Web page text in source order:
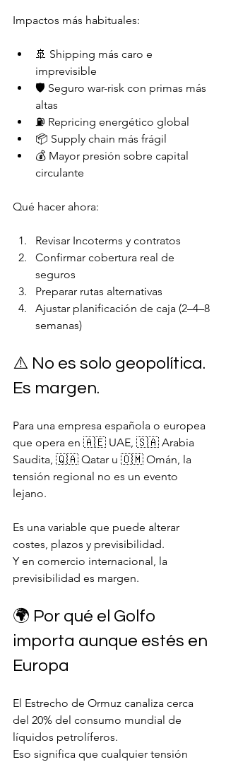
Impactos más habituales:
🚢 Shipping más caro e
imprevisible
🛡️ Seguro war-risk con primas más
altas
⛽ Repricing energético global
📦 Supply chain más frágil
💰 Mayor presión sobre capital
circulante
Qué hacer ahora:
Revisar Incoterms y contratos
Confirmar cobertura real de
seguros
Preparar rutas alternativas
Ajustar planificación de caja (2–4–8
semanas)
⚠️ No es solo geopolítica.
Es margen.
Para una empresa española o europea
que opera en 🇦🇪 UAE, 🇸🇦 Arabia
Saudita, 🇶🇦 Qatar u 🇴🇲 Omán, la
tensión regional no es un evento
lejano.
Es una variable que puede alterar
costes, plazos y previsibilidad.
Y en comercio internacional, la
previsibilidad es margen.
🌍 Por qué el Golfo
importa aunque estés en
Europa
El Estrecho de Ormuz canaliza cerca
del 20% del consumo mundial de
líquidos petrolíferos.
Eso significa que cualquier tensión